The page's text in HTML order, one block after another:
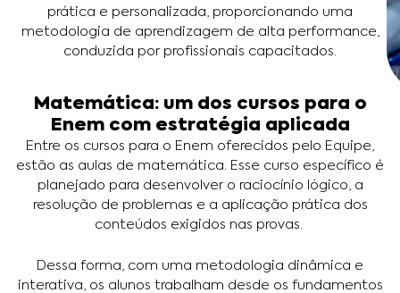
prática e personalizada, proporcionando uma
metodologia de aprendizagem de alta performance,
conduzida por profissionais capacitados.
Matemática: um dos cursos para o
Enem com estratégia aplicada
Entre os cursos para o Enem oferecidos pelo Equipe,
estão as aulas de matemática. Esse curso específico é
planejado para desenvolver o raciocínio lógico, a
resolução de problemas e a aplicação prática dos
conteúdos exigidos nas provas.
Dessa forma, com uma metodologia dinâmica e
interativa, os alunos trabalham desde os fundamentos